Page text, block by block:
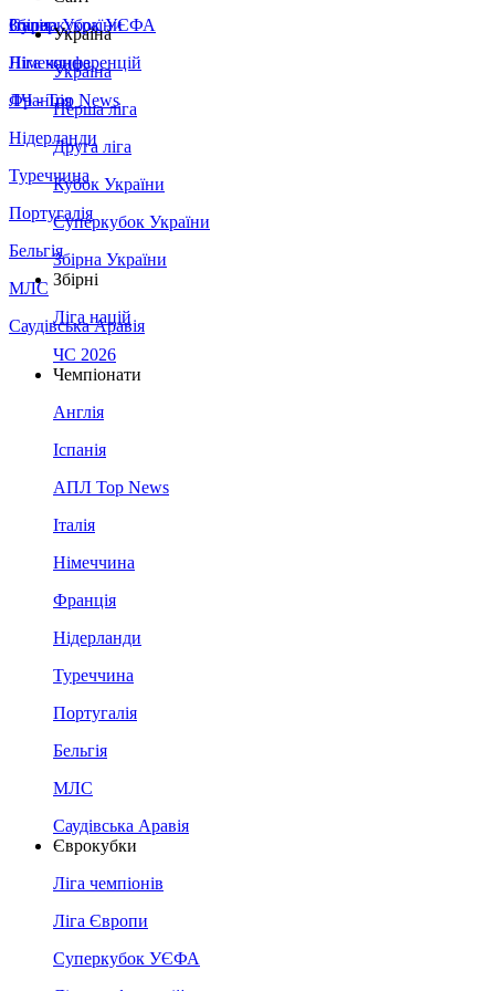
Збірна України
Італія
Німеччина
Франція
Нідерланди
Туреччина
Португалія
Бельгія
МЛС
Саудівська Аравія
Суперкубок УЄФА
Ліга конференцій
ЛЧ - Top News
Україна
Україна
Перша ліга
Друга ліга
Кубок України
Суперкубок України
Збірна України
Збірні
Ліга націй
ЧС 2026
Чемпіонати
Англія
Іспанія
АПЛ Top News
Італія
Німеччина
Франція
Нідерланди
Туреччина
Португалія
Бельгія
МЛС
Саудівська Аравія
Єврокубки
Ліга чемпіонів
Ліга Європи
Суперкубок УЄФА